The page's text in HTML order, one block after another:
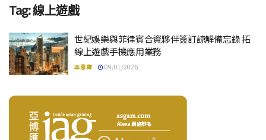
Tag:線上遊戲
世紀娛樂與菲律賓合資夥伴簽訂諒解備忘錄 拓
線上遊戲手機應用業務
本思齊 09/01/2026